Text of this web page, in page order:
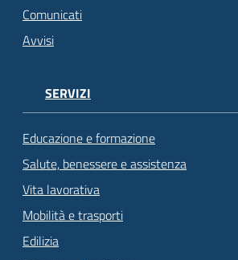
Comunicati
Avvisi
SERVIZI
Educazione e formazione
Salute, benessere e assistenza
Vita lavorativa
Mobilità e trasporti
Edilizia